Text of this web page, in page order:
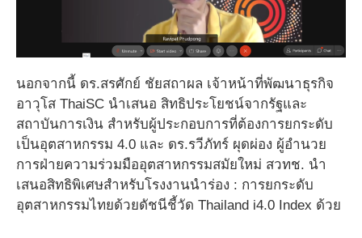
นอกจากนี้ ดร.สรศักย์ ชัยสถาผล เจ้าหน้าที่พัฒนาธุรกิจ
อาวุโส ThaiSC นำเสนอ สิทธิประโยชน์จากรัฐและ
สถาบันการเงิน สำหรับผู้ประกอบการที่ต้องการยกระดับ
เป็นอุตสาหกรรม 4.0 และ ดร.รวีภัทร์ ผุดผ่อง ผู้อำนวย
การฝ่ายความร่วมมืออุตสาหกรรมสมัยใหม่ สวทช. นำ
เสนอสิทธิพิเศษสำหรับโรงงานนำร่อง : การยกระดับ
อุตสาหกรรมไทยด้วยดัชนีชี้วัด Thailand i4.0 Index ด้วย